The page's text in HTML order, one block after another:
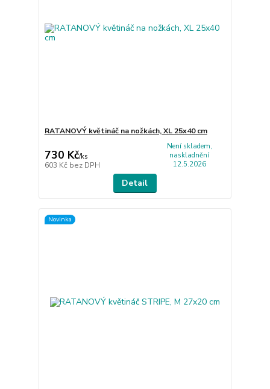
RATANOVÝ květináč na nožkách, XL 25x40 cm
730 Kč/ks
603 Kč bez DPH
Není skladem,
naskladnění
12.5.2026
Detail
Novinka